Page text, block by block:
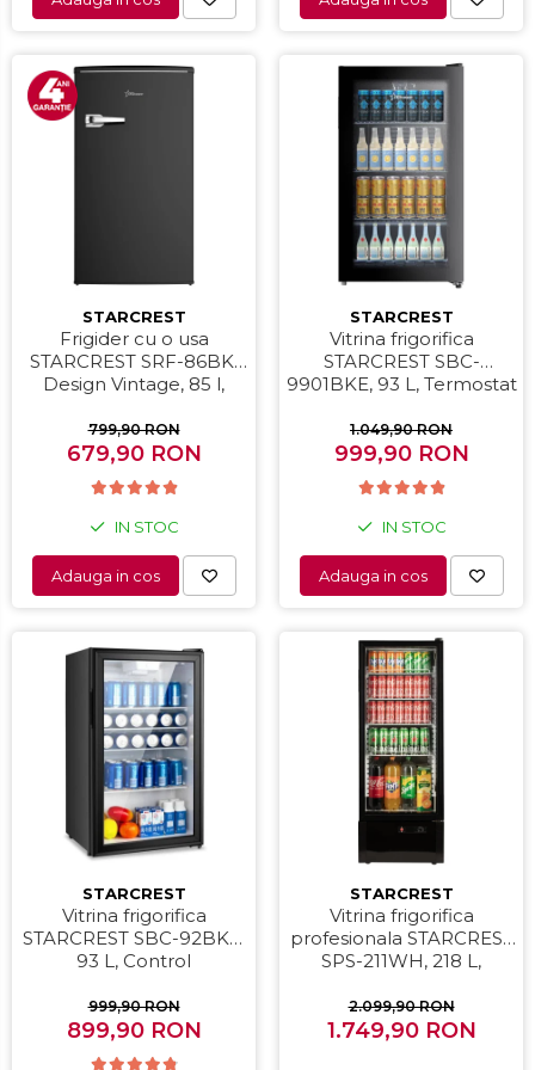
Compresoare auto
Camere auto
Baterii
Console & Jocuri
Accesorii console & PC
Console Hardware
Ochelari VR Gaming
Scaune gaming
Console Jocuri
Home Cinema & Audio
Imprimante & Scannere
Monitoare
Playere, Boxe & Casti
Radio cu ceas & portabile
Televizoare & accesorii
Accesorii smart TV
Suporturi TV / Monitor
Televizoare
Accesorii videoproiectoare
Ecrane de proiectie
STARCREST
Frigider cu o usa
STARCREST SRF-86BK,
Design Vintage, 85 l,
interioara, H 84 cm,
Negru
799,90 RON
679,90 RON
IN STOC
Adauga in cos
STARCREST
Vitrina frigorifica
STARCREST SBC-
9901BKE, 93 L, Termostat
Usa sticla, H 84.5 cm,
Negru
1.049,90 RON
999,90 RON
IN STOC
Adauga in cos
STARCREST
Vitrina frigorifica
STARCREST SBC-92BKE,
93 L, Control
H 83.2 cm, Negru
999,90 RON
899,90 RON
STARCREST
Vitrina frigorifica
profesionala STARCREST
SPS-211WH, 218 L,
Iluminare LED, H 141 cm,
Negru
2.099,90 RON
1.749,90 RON